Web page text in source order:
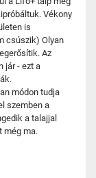
Vékony
is
csúszik) Olyan
Az
jár - ezt a
módon tudja
szemben a
a talajjal
még ma.